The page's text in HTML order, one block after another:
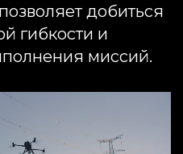
добиться
гибкости и
миссий.